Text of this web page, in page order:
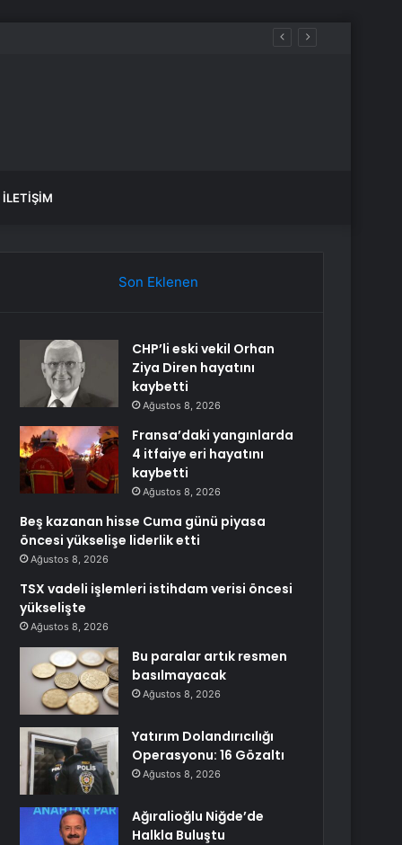
İLETIŞIM
Son Eklenen
CHP’li eski vekil Orhan
Ziya Diren hayatını
kaybetti
Ağustos 8, 2026
Fransa’daki yangınlarda
4 itfaiye eri hayatını
kaybetti
Ağustos 8, 2026
Beş kazanan hisse Cuma günü piyasa
öncesi yükselişe liderlik etti
Ağustos 8, 2026
TSX vadeli işlemleri istihdam verisi öncesi
yükselişte
Ağustos 8, 2026
Bu paralar artık resmen
basılmayacak
Ağustos 8, 2026
Yatırım Dolandırıcılığı
Operasyonu: 16 Gözaltı
Ağustos 8, 2026
Ağıralioğlu Niğde’de
Halkla Buluştu